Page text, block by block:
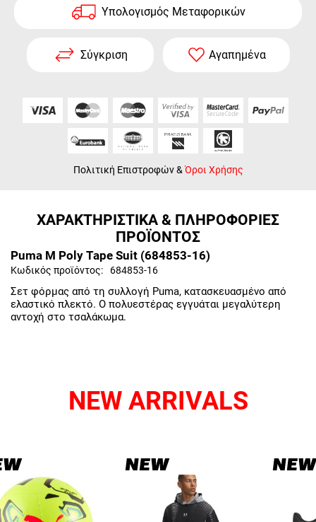
Υπολογισμός Μεταφορικών
Σύγκριση Αγαπημένα
Πολιτική Επιστροφών& Όροι Χρήσης
ΧΑΡΑΚΤΗΡΙΣΤΙΚΑ & ΠΛΗΡΟΦΟΡΙΕΣ
ΠΡΟΪΟΝΤΟΣ
Puma M Poly Tape Suit (684853-16)
Κωδικός προϊόντος: 684853-16
Σετ φόρμας από τη συλλογή Puma, κατασκευασμένο από
ελαστικό πλεκτό. Ο πολυεστέρας εγγυάται μεγαλύτερη
αντοχή στο τσαλάκωμα.
NEW ARRIVALS
NEW NEW